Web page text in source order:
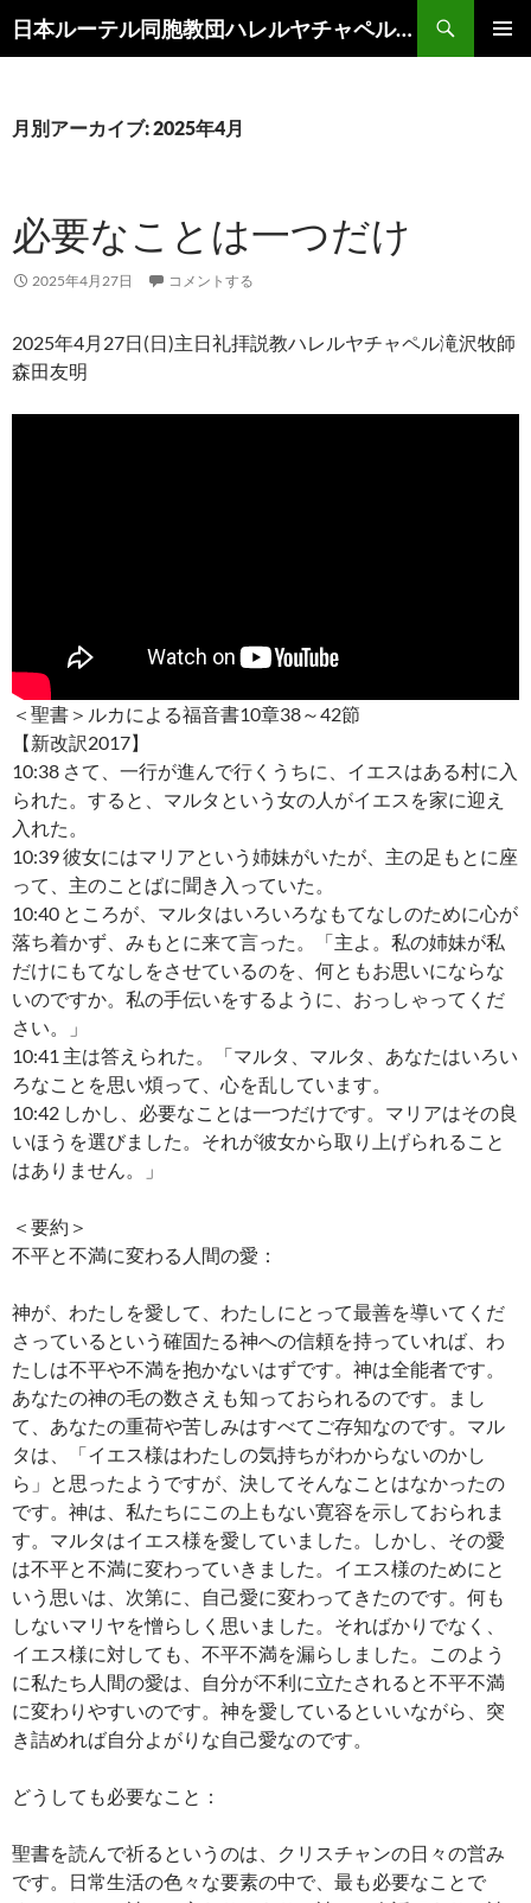
ン
ツ
ッ
日本ルーテル同胞教団ハレルヤチャペル滝沢
索
月別アーカイブ: 2025年4月
必要なことは一つだけ
2025年4月27日 コメントする
2025年4月27日(日)主日礼拝説教ハレルヤチャペル滝沢牧師
森田友明
＜聖書＞ルカによる福音書10章38～42節
【新改訳2017】
10:38 さて、一行が進んで行くうちに、イエスはある村に入
られた。すると、マルタという女の人がイエスを家に迎え
入れた。
10:39 彼女にはマリアという姉妹がいたが、主の足もとに座
って、主のことばに聞き入っていた。
10:40 ところが、マルタはいろいろなもてなしのために心が
落ち着かず、みもとに来て言った。「主よ。私の姉妹が私
だけにもてなしをさせているのを、何ともお思いにならな
いのですか。私の手伝いをするように、おっしゃってくだ
さい。」
10:41 主は答えられた。「マルタ、マルタ、あなたはいろい
ろなことを思い煩って、心を乱しています。
10:42 しかし、必要なことは一つだけです。マリアはその良
いほうを選びました。それが彼女から取り上げられること
はありません。」
＜要約＞
不平と不満に変わる人間の愛：
神が、わたしを愛して、わたしにとって最善を導いてくだ
さっているという確固たる神への信頼を持っていれば、わ
たしは不平や不満を抱かないはずです。神は全能者です。
あなたの神の毛の数さえも知っておられるのです。まし
て、あなたの重荷や苦しみはすべてご存知なのです。マル
タは、「イエス様はわたしの気持ちがわからないのかし
ら」と思ったようですが、決してそんなことはなかったの
です。神は、私たちにこの上もない寛容を示しておられま
す。マルタはイエス様を愛していました。しかし、その愛
は不平と不満に変わっていきました。イエス様のためにと
いう思いは、次第に、自己愛に変わってきたのです。何も
しないマリヤを憎らしく思いました。そればかりでなく、
イエス様に対しても、不平不満を漏らしました。このよう
に私たち人間の愛は、自分が不利に立たされると不平不満
に変わりやすいのです。神を愛しているといいながら、突
き詰めれば自分よがりな自己愛なのです。
どうしても必要なこと：
聖書を読んで祈るというのは、クリスチャンの日々の営み
です。日常生活の色々な要素の中で、最も必要なことで